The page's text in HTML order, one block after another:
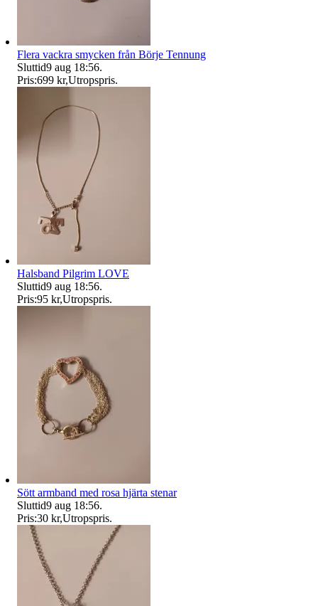
Flera vackra smycken från Börje Tennung
Sluttid9 aug 18:56.
Pris:699 kr,Utropspris.
Halsband Pilgrim LOVE
Sluttid9 aug 18:56.
Pris:95 kr,Utropspris.
Sött armband med rosa hjärta stenar
Sluttid9 aug 18:56.
Pris:30 kr,Utropspris.